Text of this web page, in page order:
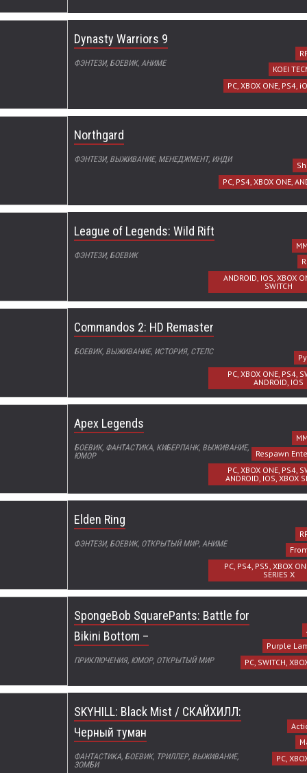
Dynasty Warriors 9
ФЭНТЕЗИ, БОЕВИК, АНИМЕ
KOEI
PC, XBOX ONE, PS4,
Northgard
ФЭНТЕЗИ, ВЫЖИВАНИЕ, МЕНЕДЖМЕНТ, ИНДИ
PC, PS4, XBOX ONE,
League of Legends: Wild Rift
ФЭНТЕЗИ, БОЕВИК
ANDROID, IOS, XBOX
SWITCH
Commandos 2: HD Remaster
БОЕВИК, ВЫЖИВАНИЕ, ИСТОРИЯ, СТЕЛС
PC, XBOX ONE, PS4,
ANDROID, IOS
Apex Legends
БОЕВИК, ФАНТАСТИКА, КИБЕРПАНК, ВЫЖИВАНИЕ,
ЮМОР
Respawn
PC, XBOX ONE, PS4,
ANDROID, IOS, XBOX
Elden Ring
ФЭНТЕЗИ, БОЕВИК, ОТКРЫТЫЙ МИР, АНИМЕ
PC, PS4, PS5, XBOX
SERIES X
SpongeBob SquarePants: Battle for
Bikini Bottom –
ПРИКЛЮЧЕНИЯ, ЮМОР, ОТКРЫТЫЙ МИР
Purple
PC, SWITCH,
SKYHILL: Black Mist / СКАЙХИЛЛ:
Черный туман
ФАНТАСТИКА, БОЕВИК, ТРИЛЛЕР, ВЫЖИВАНИЕ,
ЗОМБИ
PC,